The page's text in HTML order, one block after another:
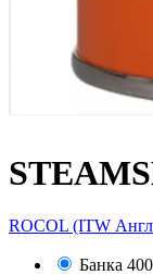
ROCOL (ITW
Банка